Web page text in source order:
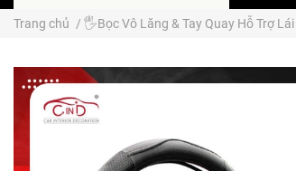
Trang chủ / 🖐️Bọc Vô Lăng & Tay Quay Hỗ Trợ Lái